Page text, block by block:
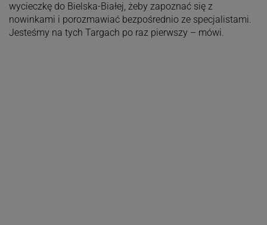
wycieczkę do Bielska-Białej, żeby zapoznać się z
nowinkami i porozmawiać bezpośrednio ze specjalistami.
Jesteśmy na tych Targach po raz pierwszy – mówi.